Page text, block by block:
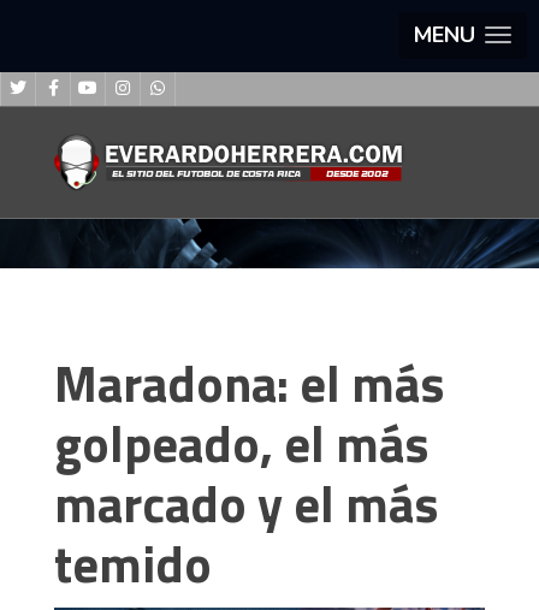
MENU
Maradona: el más
golpeado, el más
marcado y el más
temido